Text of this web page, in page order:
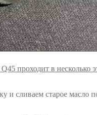
проходит в несколько
и сливаем старое масло